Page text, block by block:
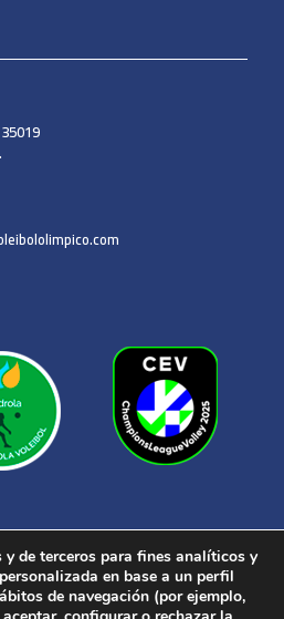
de terceros para fines analíticos y
en base a un perfil
de navegación (por ejemplo,